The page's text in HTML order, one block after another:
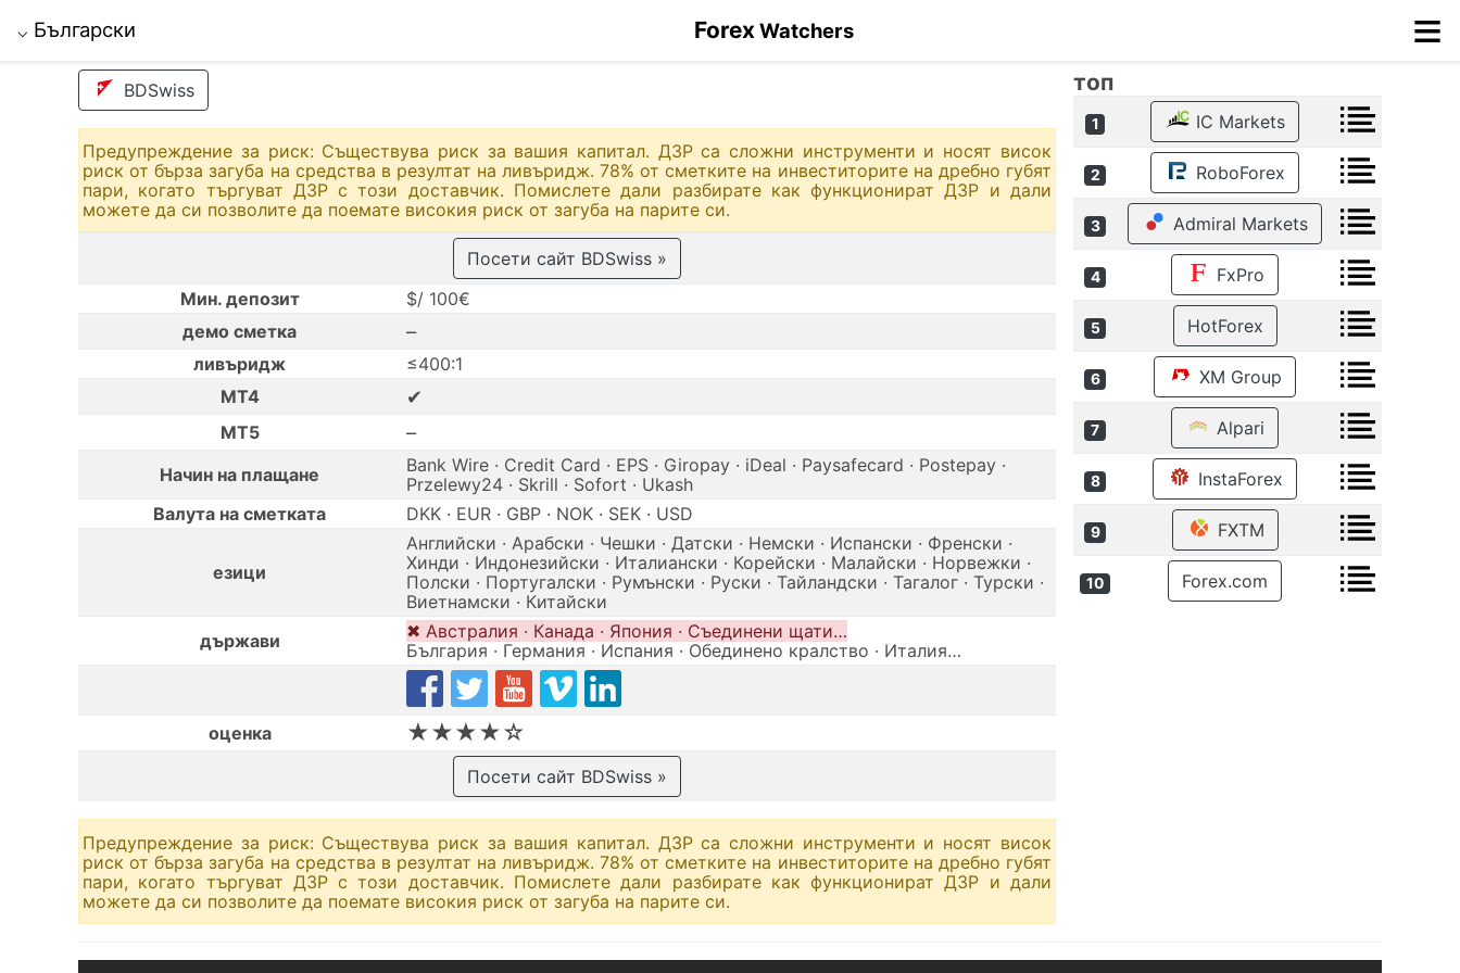
⌵ Български ForexWatchers ≡
BDSwiss
Предупреждение за риск: Съществува риск за вашия капитал. ДЗР са сложни инструменти и носят висок
риск от бърза загуба на средства в резултат на ливъридж. 78% от сметките на инвеститорите на дребно губят
пари, когато търгуват ДЗР с този доставчик. Помислете дали разбирате как функционират ДЗР и дали
можете да си позволите да поемате високия риск от загуба на парите си.
Посети сайт BDSwiss »
Мин. депозит
$/ 100€
демо сметка
–
ливъридж
≤400:1
MT4
✔
MT5 –
Начин на плащане
Bank Wire · Credit Card · EPS · Giropay · iDeal · Paysafecard · Postepay ·
Przelewy24 · Skrill · Sofort · Ukash
Валута на сметката
DKK · EUR · GBP · NOK · SEK · USD
езици
Английски · Арабски · Чешки · Датски · Немски · Испански · Френски ·
Хинди · Индонезийски · Италиански · Корейски · Малайски · Норвежки ·
Полски · Португалски · Румънски · Руски · Тайландски · Тагалог · Турски ·
Виетнамски · Китайски
държави
✖ Австралия · Канада · Япония · Съединени щати…
България · Германия · Испания · Обединено кралство · Италия…
оценка ★★★★☆
Посети сайт BDSwiss »
Предупреждение за риск: Съществува риск за вашия капитал. ДЗР са сложни инструменти и носят висок
риск от бърза загуба на средства в резултат на ливъридж. 78% от сметките на инвеститорите на дребно губят
пари, когато търгуват ДЗР с този доставчик. Помислете дали разбирате как функционират ДЗР и дали
можете да си позволите да поемате високия риск от загуба на парите си.
топ
1 IC Markets
2 RoboForex
3 Admiral Markets
4 FxPro
5 HotForex
6 XM Group
7 Alpari
8 InstaForex
9 FXTM
10 Forex.com